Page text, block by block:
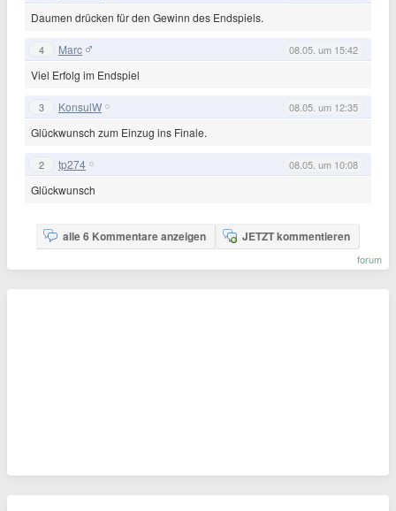
Daumen drücken für den Gewinn des Endspiels.
4 Marc 08.05. um 15:42
Viel Erfolg im Endspiel
3 KonsulW 08.05. um 12:35
Glückwunsch zum Einzug ins Finale.
2 tp274 08.05. um 10:08
Glückwunsch
alle 6 Kommentare anzeigen JETZT kommentieren
forum